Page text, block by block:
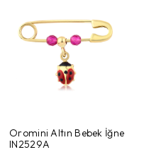
Oromini Altın Bebek İğne
IN2529A